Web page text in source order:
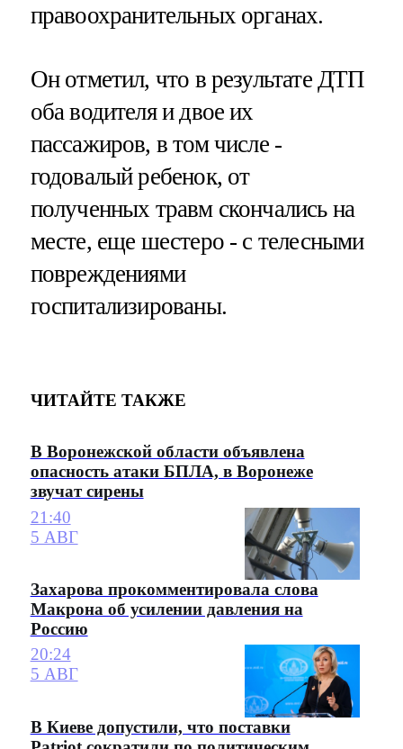
правоохранительных органах.
Он отметил, что в результате ДТП
оба водителя и двое их
пассажиров, в том числе -
годовалый ребенок, от
полученных травм скончались на
месте, еще шестеро - с телесными
повреждениями
госпитализированы.
ЧИТАЙТЕ ТАКЖЕ
В Воронежской области объявлена
опасность атаки БПЛА, в Воронеже
звучат сирены
21:40
5 АВГ
Захарова прокомментировала слова
Макрона об усилении давления на
Россию
20:24
5 АВГ
В Киеве допустили, что поставки